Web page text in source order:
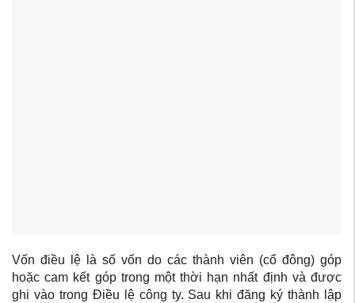
Vốn điều lệ là số vốn do các thành viên (cổ đông) góp
hoặc cam kết góp trong một thời hạn nhất định và được
ghi vào trong Điều lệ công ty. Sau khi đăng ký thành lập